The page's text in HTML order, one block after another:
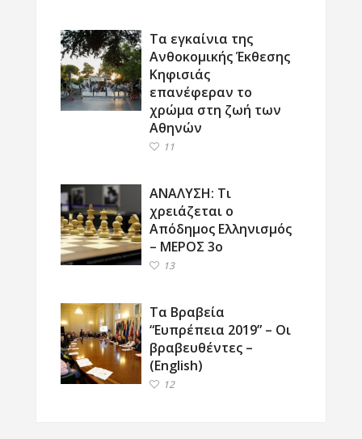
Τα εγκαίνια της
Ανθοκομικής Έκθεσης
Κηφισιάς
επανέφεραν το
χρώμα στη ζωή των
Αθηνών
11
ΑΝΑΛΥΣΗ: Τι
χρειάζεται ο
Απόδημος Ελληνισμός
– ΜΕΡΟΣ 3ο
13
Τα Βραβεία
“Ευπρέπεια 2019” – Οι
βραβευθέντες –
(English)
12